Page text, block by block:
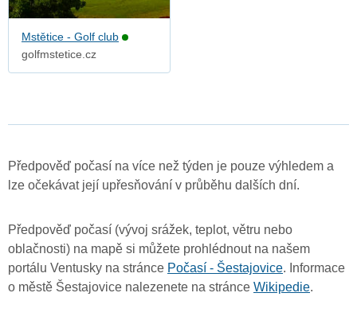
Mstětice - Golf club
golfmstetice.cz
Předpověď počasí na více než týden je pouze výhledem a
lze očekávat její upřesňování v průběhu dalších dní.
Předpověď počasí (vývoj srážek, teplot, větru nebo
oblačnosti) na mapě si můžete prohlédnout na našem
portálu Ventusky na stránce Počasí - Šestajovice. Informace
o městě Šestajovice nalezenete na stránce Wikipedie.